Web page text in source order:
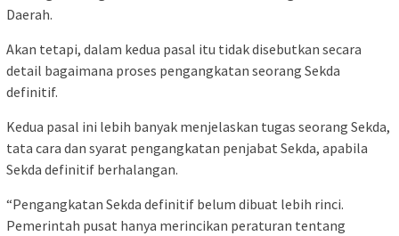
Daerah.
Akan tetapi, dalam kedua pasal itu tidak disebutkan secara
detail bagaimana proses pengangkatan seorang Sekda
definitif.
Kedua pasal ini lebih banyak menjelaskan tugas seorang Sekda,
tata cara dan syarat pengangkatan penjabat Sekda, apabila
Sekda definitif berhalangan.
“Pengangkatan Sekda definitif belum dibuat lebih rinci.
Pemerintah pusat hanya merincikan peraturan tentang